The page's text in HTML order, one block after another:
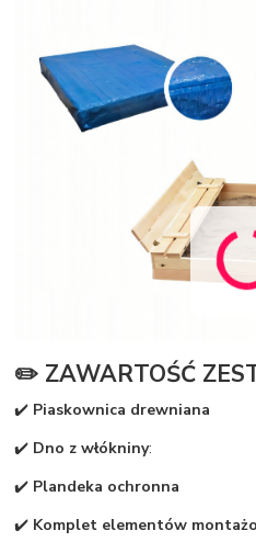
✏️ ZAWARTOŚĆ
✔️ Piaskownica drewniana
✔️ Dno z włókniny:
✔️ Plandeka ochronna
✔️ Komplet elementów